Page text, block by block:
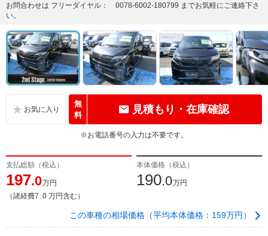
お問合わせは フリーダイヤル： 0078-6002-180799 までお気軽にご連絡下さ
い。
無
料
見積もり・在庫確認
※お電話番号の入力は不要です。
支払総額（税込）
197.0万円
（諸経費7 .0 万円含む）
本体価格（税込）
190.0万円
この車種の相場価格（平均本体価格：159万円）